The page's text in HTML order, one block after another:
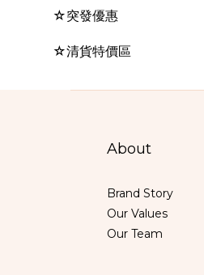
☆突發優惠
☆清貨特價區
About
Brand Story
Our Values
Our Team